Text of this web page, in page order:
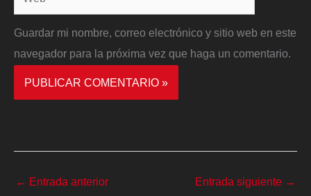
Guardar mi nombre, correo electrónico y sitio web en este
navegador para la próxima vez que haga un comentario.
← Entrada anterior Entrada siguiente →